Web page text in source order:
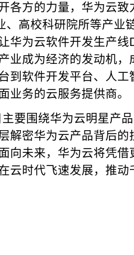
各方的力量，华为云
、高校科研院所等产业
华为云软件开发生产线
业成为经济的发动机
到软件开发平台、人
业务的云服务提供商。
主要围绕华为云明星产
解密华为云产品背后
向未来，华为云将凭
云时代飞速发展，推